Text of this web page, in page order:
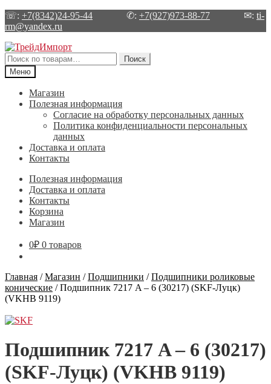
☏: +7(8342)24-95-44 ✆: +7(927)973-88-77 ✉: ti-
rm@yandex.ru
Перейти
к
навигации
Перейти
к
содержимому
Искать:
Поиск
Меню
Магазин
Полезная информация
Согласие на обработку персональных данных
Политика конфиденциальности персональных
данных
Доставка и оплата
Контакты
Полезная информация
Доставка и оплата
Контакты
Корзина
Магазин
0₽ 0 товаров
Главная /Магазин /Подшипники /Подшипники роликовые
конические /Подшипник 7217 A – 6 (30217) (SKF-Луцк)
(VKHB 9119)
Подшипник 7217 A – 6 (30217)
(SKF-Луцк) (VKHB 9119)